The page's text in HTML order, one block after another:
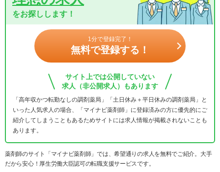
をお探しします！
1分で登録完了！
無料で登録する！
サイト上では公開していない
求人（非公開求人）もあります
「高年収かつ転勤なしの調剤薬局」「土日休み＋平日休みの調剤薬局」と
いった人気求人の場合、「マイナビ薬剤師」に登録済みの方に優先的にご
紹介してしまうこともあるためサイトには求人情報が掲載されないことも
あります。
薬剤師のサイト「マイナビ薬剤師」では、希望通りの求人を無料でご紹介。大手
だから安心！厚生労働大臣認可の転職支援サービスです。